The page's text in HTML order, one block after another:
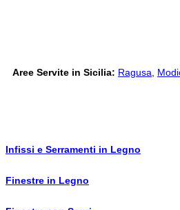
Aree Servite in Sicilia: Ragusa
Infissi e Serramenti in Legno
Finestre in Legno